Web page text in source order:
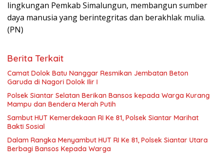
lingkungan Pemkab Simalungun, membangun sumber
daya manusia yang berintegritas dan berakhlak mulia.
(PN)
Berita Terkait
Camat Dolok Batu Nanggar Resmikan Jembatan Beton
Garuda di Nagori Dolok Ilir I
Polsek Siantar Selatan Berikan Bansos kepada Warga Kurang
Mampu dan Bendera Merah Putih
Sambut HUT Kemerdekaan RI Ke 81, Polsek Siantar Marihat
Bakti Sosial
Dalam Rangka Menyambut HUT RI Ke 81, Polsek Siantar Utara
Berbagi Bansos Kepada Warga